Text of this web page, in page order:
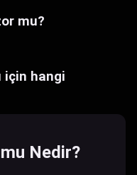
mu?
için hangi
Nedir?